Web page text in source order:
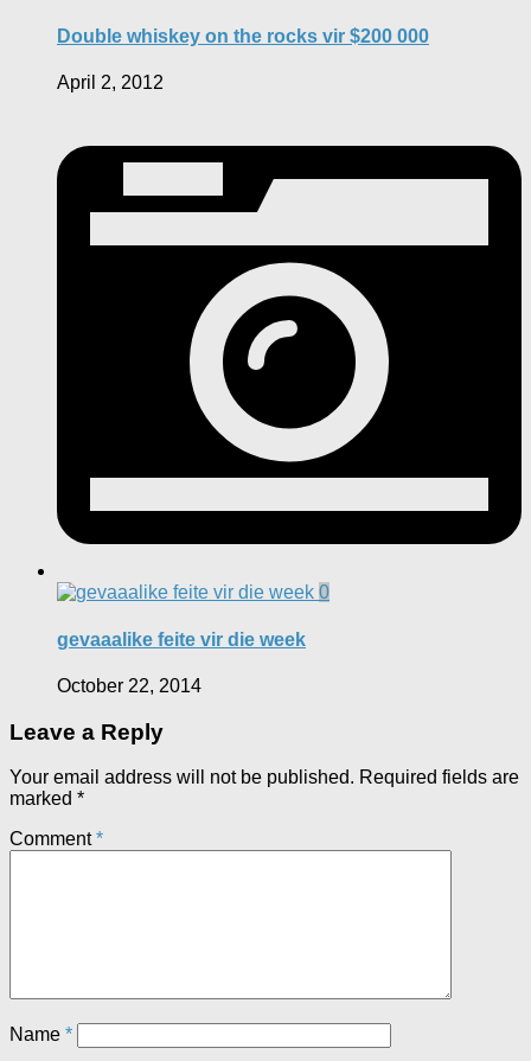
Double whiskey on the rocks vir $200 000
April 2, 2012
0
gevaaalike feite vir die week
October 22, 2014
Leave a Reply
Your email address will not be published. Required fields are
marked *
Comment*
Name *